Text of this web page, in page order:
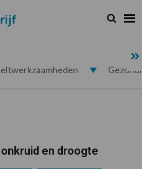
Zoeken...
Zoek
en droogte